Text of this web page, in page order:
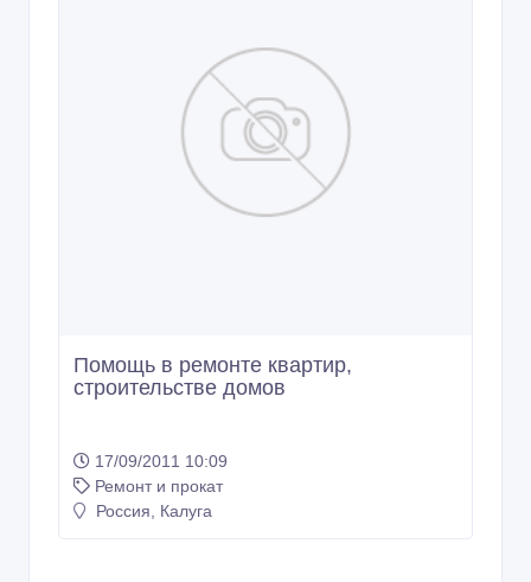
Помощь в ремонте квартир,
строительстве домов
17/09/2011 10:09
Ремонт и прокат
Россия, Калуга